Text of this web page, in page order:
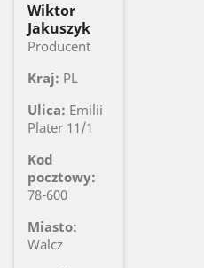
Wiktor
Jakuszyk
Producent
Kraj: PL
Ulica: Emilii
Plater 11/1
Kod
pocztowy:
78-600
Miasto:
Walcz